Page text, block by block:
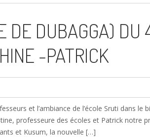
DE DUBAGGA) DU
-PATRICK
et l’ambiance de l’école Sruti dans le
professeure des écoles et Patrick notre
et Kusum, la nouvelle […]